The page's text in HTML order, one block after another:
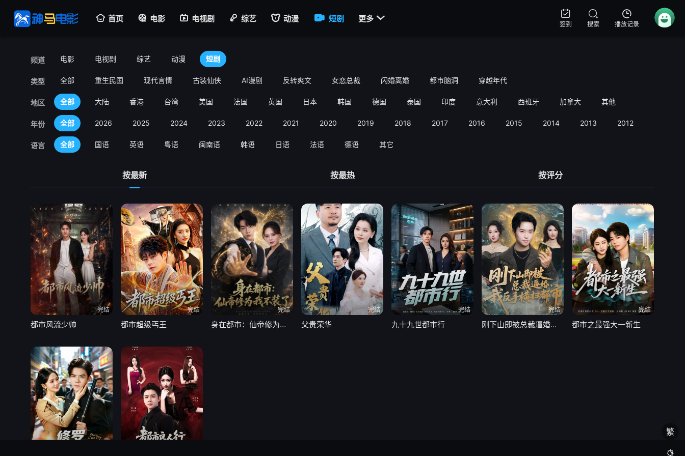
首页 电影 电视剧 综艺 动漫 短剧 更多 
签到 搜索 播放记录
频道 电影 电视剧 综艺 动漫 短剧
类型 全部 重生民国 现代言情 古装仙侠 AI漫剧 反转爽文 女恋总裁 闪婚离婚 都市脑洞 穿越年代
地区 全部 大陆 香港 台湾 美国 法国 英国 日本 韩国 德国 泰国 印度 意大利 西班牙 加拿大 其他
年份 全部 2026 2025 2024 2023 2022 2021 2020 2019 2018 2017 2016 2015 2014 2013 2012
语言 全部 国语 英语 粤语 闽南语 韩语 日语 法语 德语 其它
按最新 按最热 按评分
完结
都市风流少帅
完结
都市超级丐王
完结
身在都市：仙帝修为我不装了
完结
父贵荣华
完结
九十九世都市行
完结
刚下山即被总裁逼婚，我反手横扫都市
完结
都市之最强大一新生
繁
